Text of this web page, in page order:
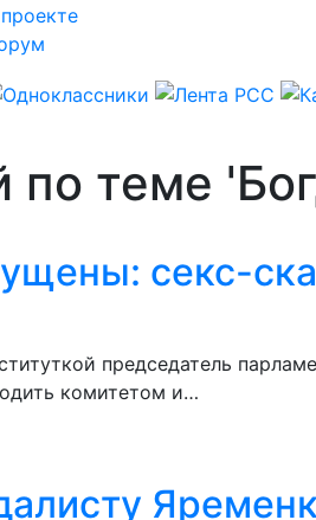
по теме
секс-
председатель
комитетом и…